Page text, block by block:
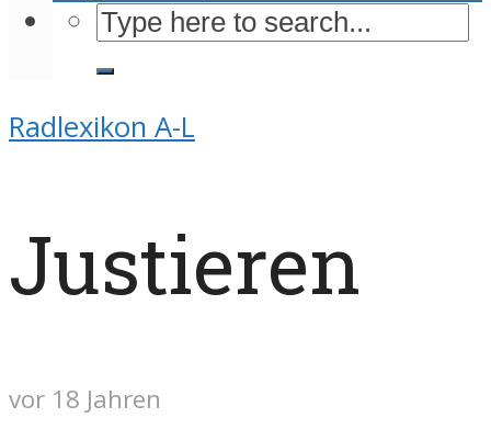
Radlexikon A-L
Justieren
vor 18 Jahren